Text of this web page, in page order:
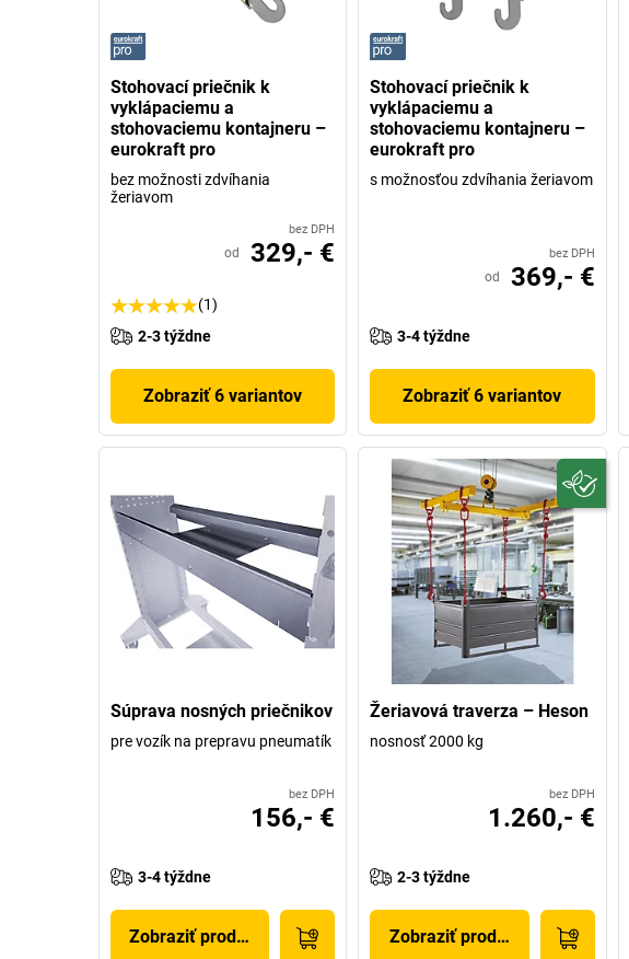
Stohovací priečnik k
vyklápaciemu a
stohovaciemu kontajneru –
eurokraft pro
bez možnosti zdvíhania
žeriavom
bez DPH
od 329,- €
(1)
2-3 týždne
Zobraziť 6 variantov
Stohovací priečnik k
vyklápaciemu a
stohovaciemu kontajneru –
eurokraft pro
s možnosťou zdvíhania žeriavom
bez DPH
od 369,- €
3-4 týždne
Zobraziť 6 variantov
Súprava nosných priečnikov
pre vozík na prepravu pneumatík
bez DPH
156,- €
3-4 týždne
Zobraziť produkt
Žeriavová traverza – Heson
nosnosť 2000 kg
bez DPH
1.260,- €
2-3 týždne
Zobraziť produkt